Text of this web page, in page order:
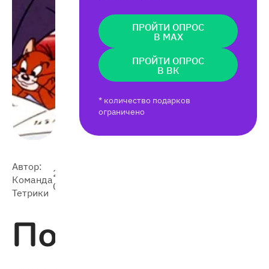
Автор:
Команда
Тетрики
2023-
06-03
Подборка
ПРОЙТИ ОПРОС
В MAX
ПРОЙТИ ОПРОС
В ВК
* количество подарков
ограничено